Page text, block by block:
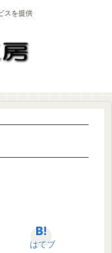
スを提供
はてブ